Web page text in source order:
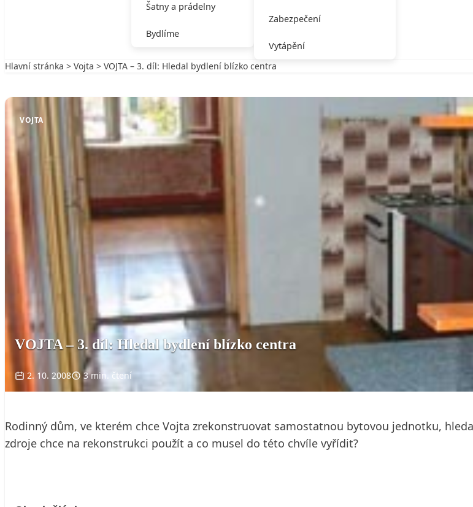
Šatny a prádelny
Bydlíme
Zabezpečení
Vytápění
Hlavní stránka > Vojta > VOJTA – 3. díl: Hledal bydlení blízko centra
VOJTA
VOJTA – 3. díl: Hledal bydlení blízko centra
2. 10. 2008 3 min. čtení
Rodinný dům, ve kterém chce Vojta zrekonstruovat samostatnou bytovou jednotku,
zdroje chce na rekonstrukci použít a co musel do této chvíle vyřídit?